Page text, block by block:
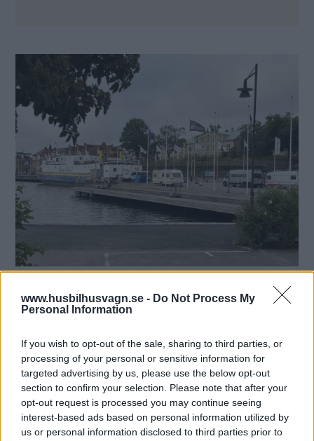
www.husbilhusvagn.se - Do Not Process My
Personal Information
If you wish to opt-out of the sale, sharing to third parties, or
processing of your personal or sensitive information for
targeted advertising by us, please use the below opt-out
section to confirm your selection. Please note that after your
opt-out request is processed you may continue seeing
interest-based ads based on personal information utilized by
us or personal information disclosed to third parties prior to
Oskarshamns gästhamn har ställplatser, precis intill Ölandsfärjan.